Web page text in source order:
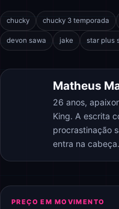
chucky chucky 3 temporada
devon sawa jake star plus
Matheus
26 anos,
King. A escrita
procrastinação
entra na cabeça.
PREÇO EM MOVIMENTO